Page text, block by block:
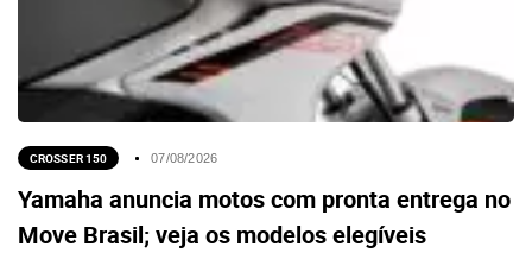
CROSSER 150 07/08/2026
Yamaha anuncia motos com pronta entrega no
Move Brasil; veja os modelos elegíveis